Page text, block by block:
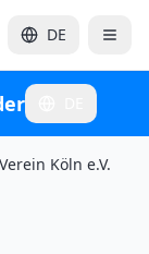
DE
Köln e.V.